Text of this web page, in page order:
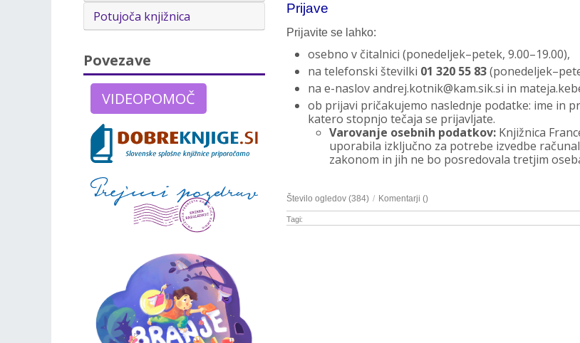
Prijave
Prijavite se lahko:
osebno v čitalnici (ponedeljek–petek, 9.00–19.00),
na telefonski številki 01 320 55 83
na e-naslov andrej.kotnik@kam.sik.si in
ob prijavi pričakujemo naslednje podatke: ime in
katero stopnjo tečaja se prijavljate.
Varovanje osebnih podatkov: Knjižnica
uporabila izključno za potrebe izvedbe
zakonom in jih ne bo posredovala tretjim
Število ogledov (384) / Komentarji ()
Tagi:
Potujoča knjižnica
Povezave
VIDEOPOMOČ